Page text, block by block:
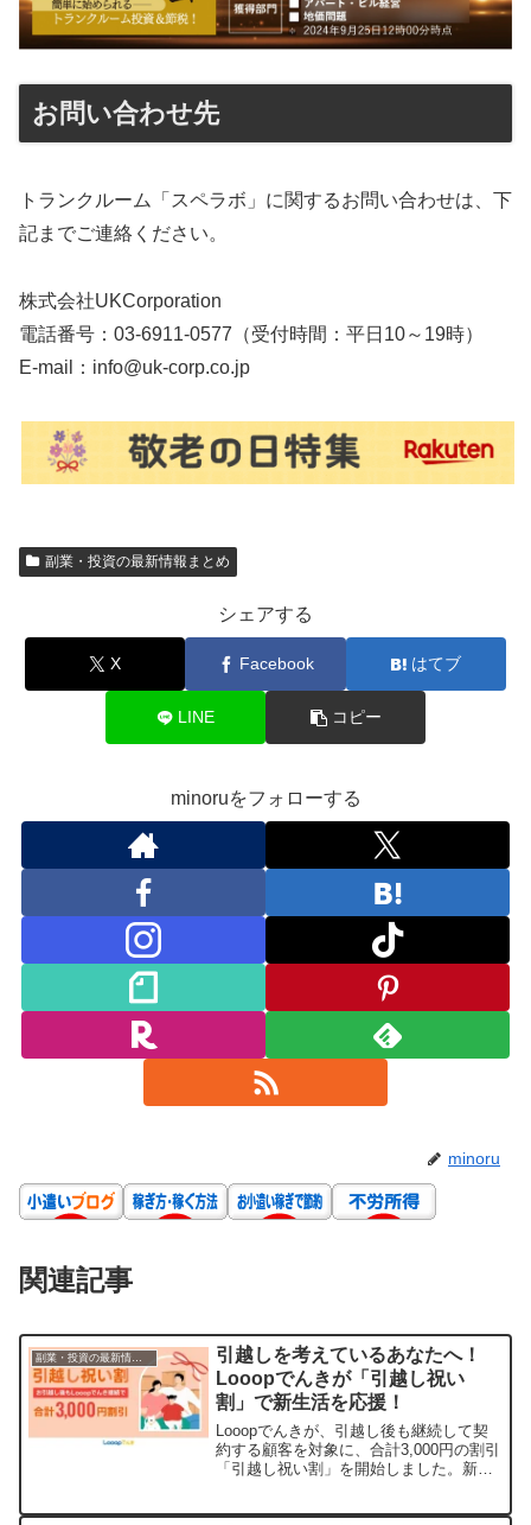
お問い合わせ先
トランクルーム「スペラボ」に関するお問い合わせは、下
記までご連絡ください。
株式会社UKCorporation
電話番号：03-6911-0577（受付時間：平日10～19時）
E-mail：info@uk-corp.co.jp
副業・投資の最新情報まとめ
シェアする
X Facebook はてブ
LINE コピー
minoruをフォローする
minoru
関連記事
副業・投資の最新情報まとめ
引越しを考えているあなたへ！
Looopでんきが「引越し祝い
割」で新生活を応援！
Looopでんきが、引越し後も継続して契
約する顧客を対象に、合計3,000円の割引
「引越し祝い割」を開始しました。新生